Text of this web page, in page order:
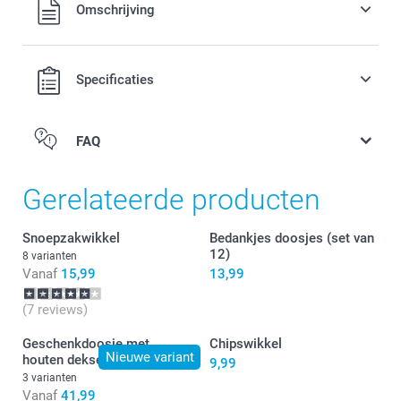
verzendkosten.Omschrijving
Specificaties
hier
FAQ
Gerelateerde producten
Snoepzakwikkel
8 varianten
Vanaf 15,99
(7 reviews)
Bedankjes doosjes (set van
12)
13,99
Nieuwe variant
Geschenkdoosje met
houten deksel
3 varianten
Vanaf 41,99
Chipswikkel
9,99